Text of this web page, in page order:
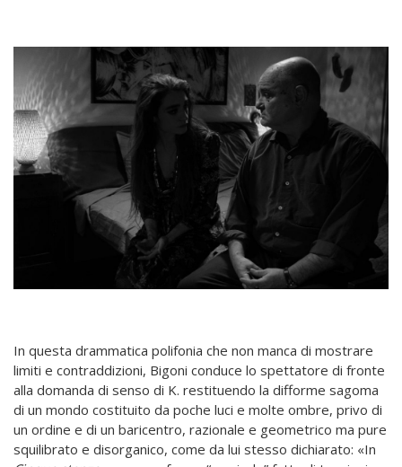
In questa drammatica polifonia che non manca di mostrare
limiti e contraddizioni, Bigoni conduce lo spettatore di fronte
alla domanda di senso di K. restituendo la difforme sagoma
di un mondo costituito da poche luci e molte ombre, privo di
un ordine e di un baricentro, razionale e geometrico ma pure
squilibrato e disorganico, come da lui stesso dichiarato: «In